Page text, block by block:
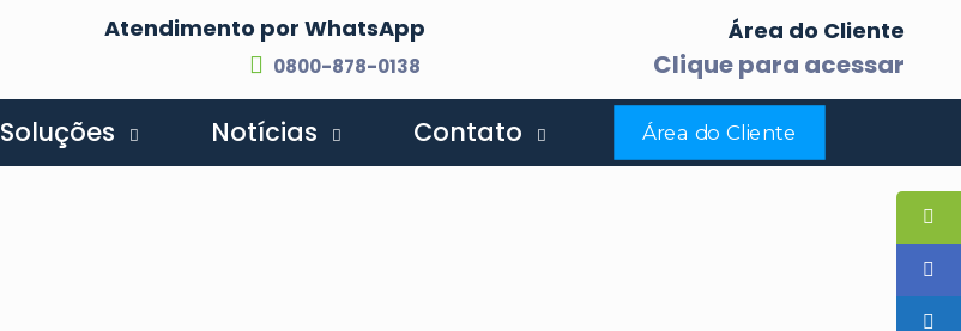
Atendimento por WhatsApp
0800-878-0138
Área do Cliente
Clique para acessar
Soluções Notícias Contato Área do Cliente